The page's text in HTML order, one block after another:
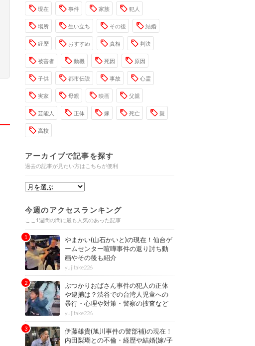
現在 事件 家族 犯人
場所 生い立ち その後 結婚
経歴 おすすめ 真相 判決
被害者 動機 死因 原因
子供 都市伝説 事故 心霊
実家 母親 映画 父親
芸能人 正体 嫁 死亡 親
高校
アーカイブで記事を探す
過去の記事が見たい方はこちらが便利
今週のアクセスランキング
ここ1週間の間に最も人気のあった記事
やまかい(山石かいと)の現在！仙台ゲ
ームセンター喧嘩事件の返り討ち動
画やその後も紹介
yujitake226
ぶつかりおばさん事件の犯人の正体
や逮捕は？渋谷での台湾人児童への
暴行・心理や対策・警察の捜査など
その後も紹介
yujitake226
伊藤雄貴(旭川事件の警部補)の現在！
内田梨瑚との不倫・経歴や結婚(嫁/子